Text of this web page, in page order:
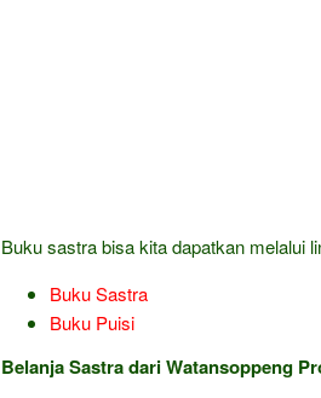
Buku sastra bisa kita dapatkan melalui
Buku Sastra
Buku Puisi
Belanja Sastra dari Watansoppeng